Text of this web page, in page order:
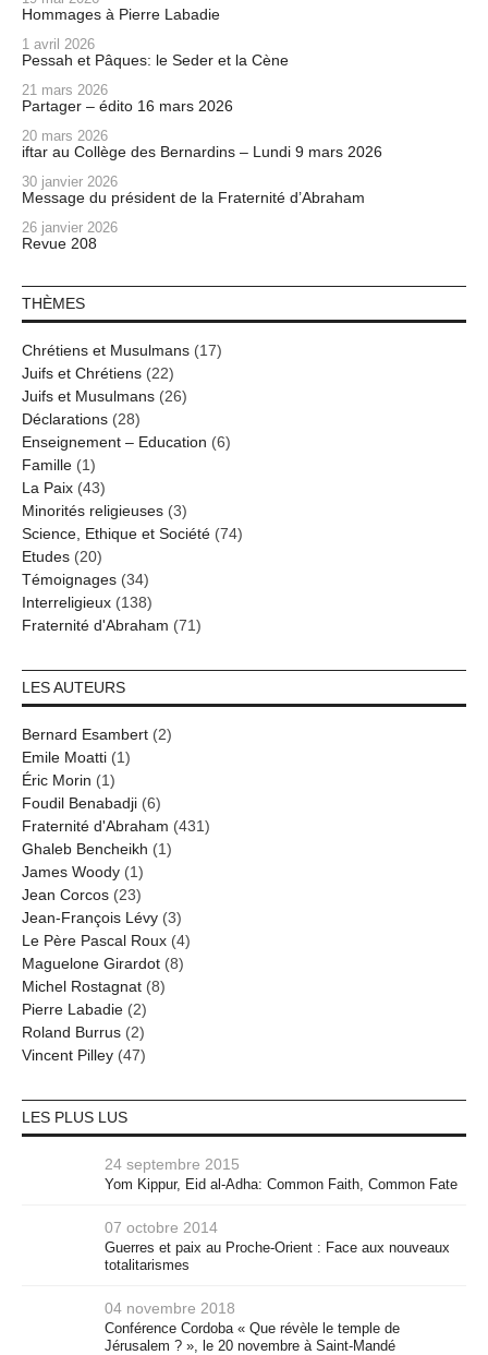
Hommages à Pierre Labadie
1 avril 2026
Pessah et Pâques: le Seder et la Cène
21 mars 2026
Partager – édito 16 mars 2026
20 mars 2026
iftar au Collège des Bernardins – Lundi 9 mars 2026
30 janvier 2026
Message du président de la Fraternité d’Abraham
26 janvier 2026
Revue 208
THÈMES
Chrétiens et Musulmans (17)
Juifs et Chrétiens (22)
Juifs et Musulmans (26)
Déclarations (28)
Enseignement – Education (6)
Famille (1)
La Paix (43)
Minorités religieuses (3)
Science, Ethique et Société (74)
Etudes (20)
Témoignages (34)
Interreligieux (138)
Fraternité d'Abraham (71)
LES AUTEURS
Bernard Esambert (2)
Emile Moatti (1)
Éric Morin (1)
Foudil Benabadji (6)
Fraternité d'Abraham (431)
Ghaleb Bencheikh (1)
James Woody (1)
Jean Corcos (23)
Jean-François Lévy (3)
Le Père Pascal Roux (4)
Maguelone Girardot (8)
Michel Rostagnat (8)
Pierre Labadie (2)
Roland Burrus (2)
Vincent Pilley (47)
LES PLUS LUS
24 septembre 2015
Yom Kippur, Eid al-Adha: Common Faith, Common Fate
07 octobre 2014
Guerres et paix au Proche-Orient : Face aux nouveaux
totalitarismes
04 novembre 2018
Conférence Cordoba « Que révèle le temple de
Jérusalem ? », le 20 novembre à Saint-Mandé